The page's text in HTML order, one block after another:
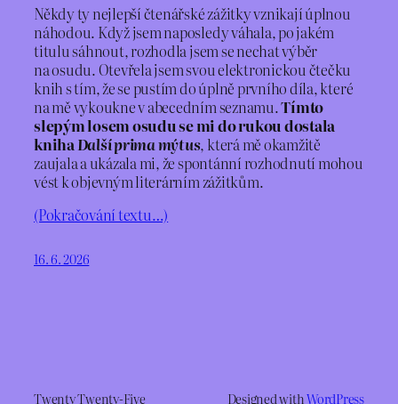
Někdy ty nejlepší čtenářské zážitky vznikají úplnou
náhodou. Když jsem naposledy váhala, po jakém
titulu sáhnout, rozhodla jsem se nechat výběr
na osudu. Otevřela jsem svou elektronickou čtečku
knih s tím, že se pustím do úplně prvního díla, které
na mě vykoukne v abecedním seznamu.Tímto
slepým losem osudu se mi do rukou dostala
kniha Další prima mýtus, která mě okamžitě
zaujala a ukázala mi, že spontánní rozhodnutí mohou
vést k objevným literárním zážitkům.
(Pokračování textu…)
16. 6. 2026
Twenty Twenty-Five Designed withWordPress